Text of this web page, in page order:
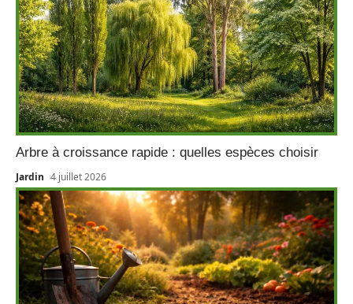
Arbre à croissance rapide : quelles espèces choisir
Jardin 4 juillet 2026